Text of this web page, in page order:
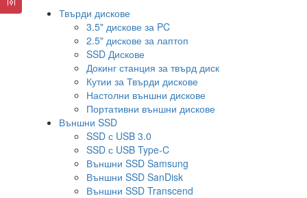
Твърди дискове
3.5" дискове за PC
2.5" дискове за лаптоп
SSD Дискове
Докинг станция за твърд диск
Кутии за Твърди дискове
Настолни външни дискове
Портативни външни дискове
Външни SSD
SSD с USB 3.0
SSD с USB Type-C
Външни SSD Samsung
Външни SSD SanDisk
Външни SSD Transcend